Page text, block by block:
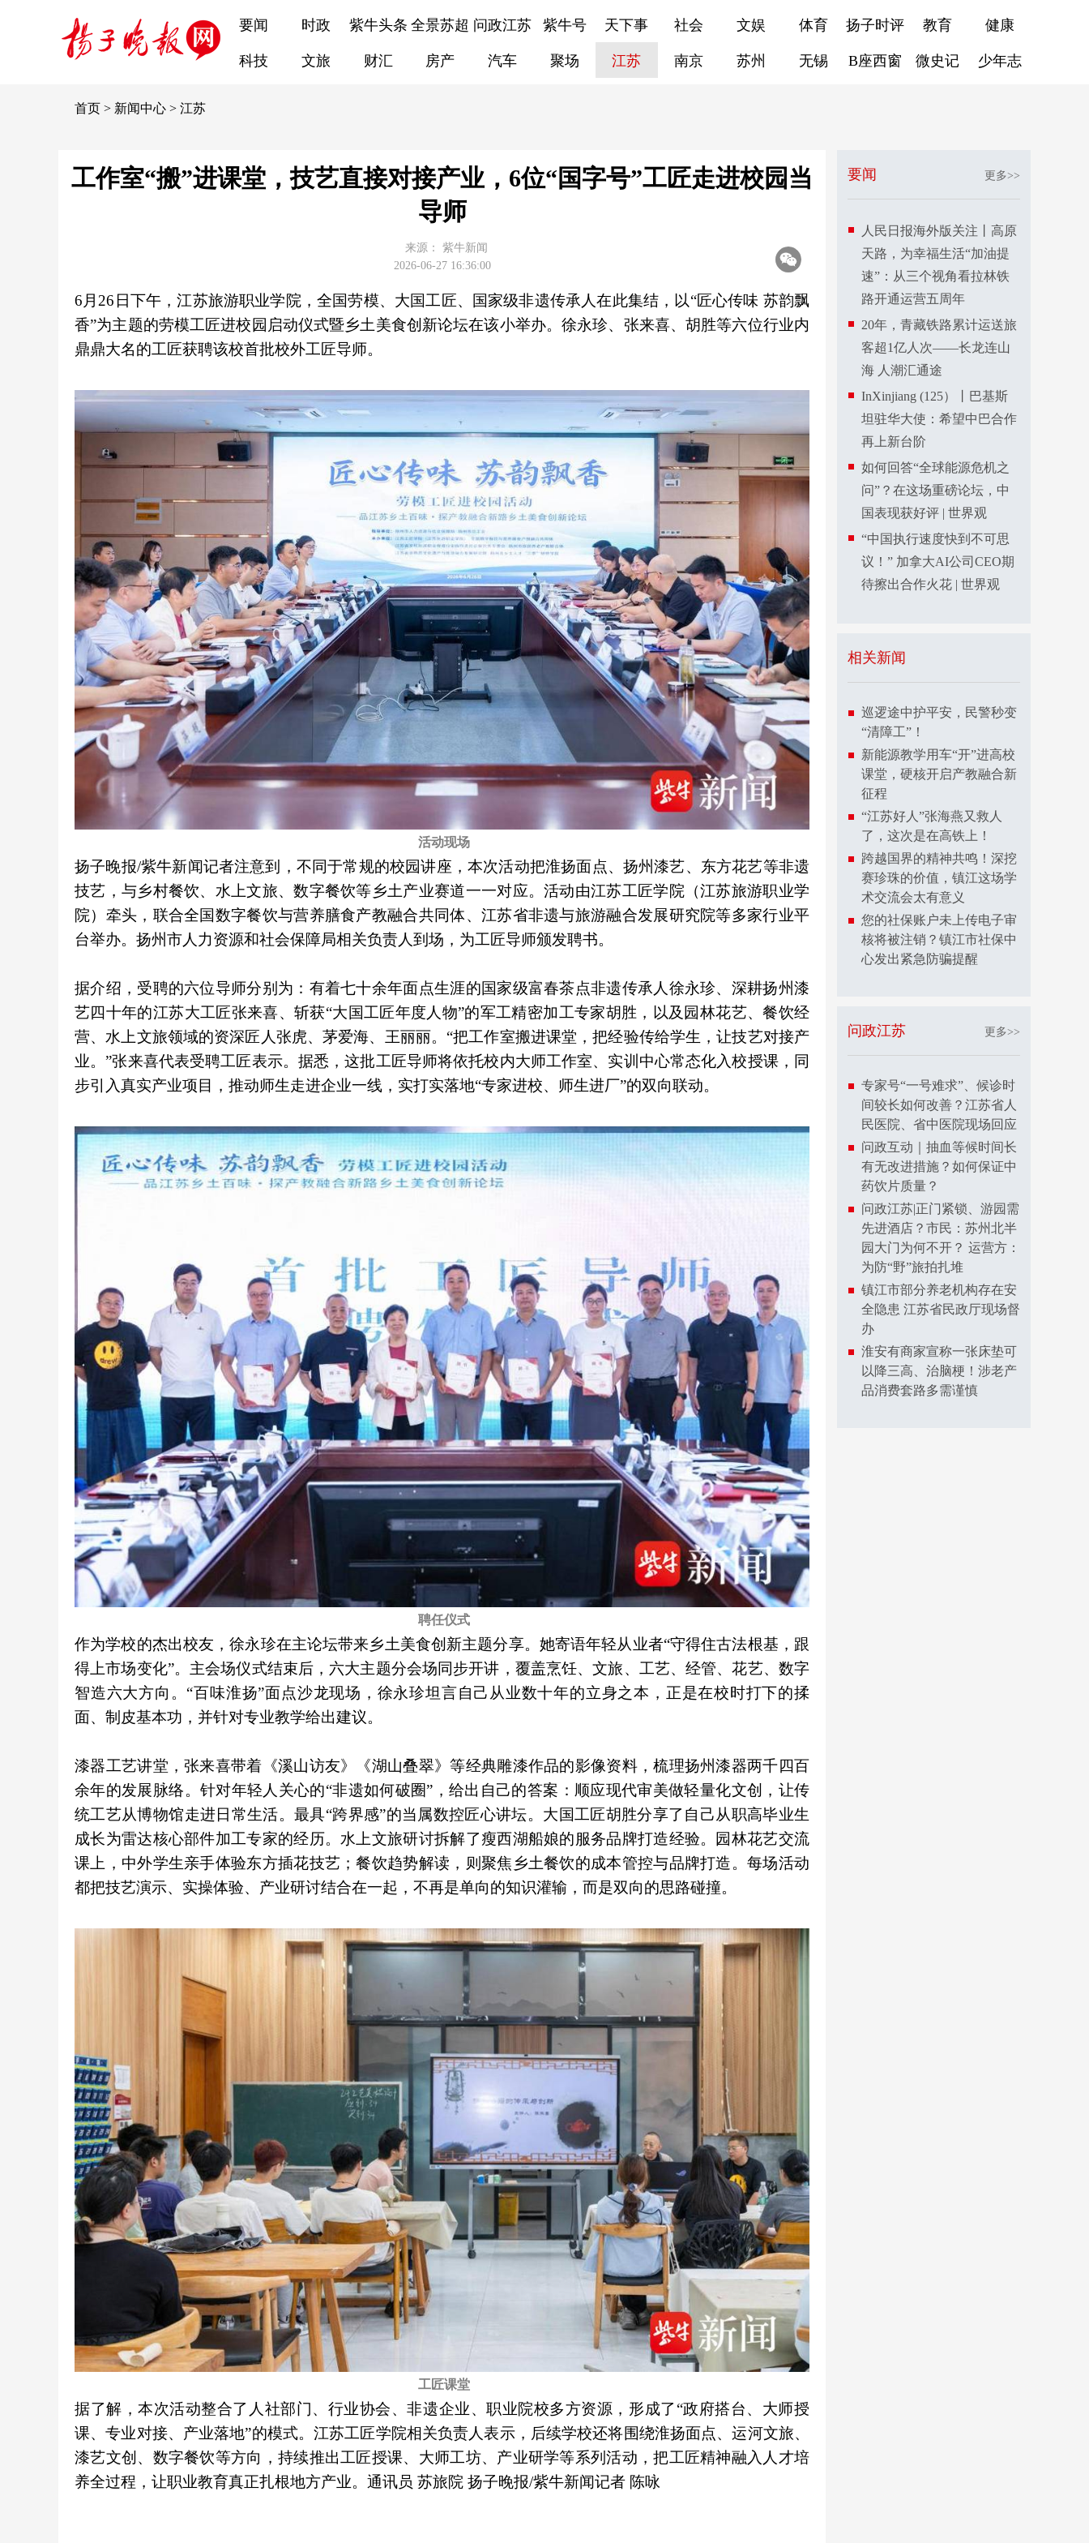
要闻 时政 紫牛头条 全景苏超 问政江苏 紫牛号 天下事 社会 文娱 体育 扬子时评 教育 健康
科技 文旅 财汇 房产 汽车 聚场 江苏 南京 苏州 无锡 B座西窗 微史记 少年志
首页 > 新闻中心 > 江苏
工作室“搬”进课堂，技艺直接对接产业，6位“国字号”工匠走进校园当
导师
来源：
紫牛新闻
2026-06-27 16:36:00
6月26日下午，江苏旅游职业学院，全国劳模、大国工匠、国家级非遗传承人在此集结，以“匠心传味 苏韵飘
香”为主题的劳模工匠进校园启动仪式暨乡土美食创新论坛在该小举办。徐永珍、张来喜、胡胜等六位行业内
鼎鼎大名的工匠获聘该校首批校外工匠导师。
活动现场
扬子晚报/紫牛新闻记者注意到，不同于常规的校园讲座，本次活动把淮扬面点、扬州漆艺、东方花艺等非遗
技艺，与乡村餐饮、水上文旅、数字餐饮等乡土产业赛道一一对应。活动由江苏工匠学院（江苏旅游职业学
院）牵头，联合全国数字餐饮与营养膳食产教融合共同体、江苏省非遗与旅游融合发展研究院等多家行业平
台举办。扬州市人力资源和社会保障局相关负责人到场，为工匠导师颁发聘书。
据介绍，受聘的六位导师分别为：有着七十余年面点生涯的国家级富春茶点非遗传承人徐永珍、深耕扬州漆
艺四十年的江苏大工匠张来喜、斩获“大国工匠年度人物”的军工精密加工专家胡胜，以及园林花艺、餐饮经
营、水上文旅领域的资深匠人张虎、茅爱海、王丽丽。“把工作室搬进课堂，把经验传给学生，让技艺对接产
业。”张来喜代表受聘工匠表示。据悉，这批工匠导师将依托校内大师工作室、实训中心常态化入校授课，同
步引入真实产业项目，推动师生走进企业一线，实打实落地“专家进校、师生进厂”的双向联动。
聘任仪式
作为学校的杰出校友，徐永珍在主论坛带来乡土美食创新主题分享。她寄语年轻从业者“守得住古法根基，跟
得上市场变化”。主会场仪式结束后，六大主题分会场同步开讲，覆盖烹饪、文旅、工艺、经管、花艺、数字
智造六大方向。“百味淮扬”面点沙龙现场，徐永珍坦言自己从业数十年的立身之本，正是在校时打下的揉
面、制皮基本功，并针对专业教学给出建议。
漆器工艺讲堂，张来喜带着《溪山访友》《湖山叠翠》等经典雕漆作品的影像资料，梳理扬州漆器两千四百
余年的发展脉络。针对年轻人关心的“非遗如何破圈”，给出自己的答案：顺应现代审美做轻量化文创，让传
统工艺从博物馆走进日常生活。最具“跨界感”的当属数控匠心讲坛。大国工匠胡胜分享了自己从职高毕业生
成长为雷达核心部件加工专家的经历。水上文旅研讨拆解了瘦西湖船娘的服务品牌打造经验。园林花艺交流
课上，中外学生亲手体验东方插花技艺；餐饮趋势解读，则聚焦乡土餐饮的成本管控与品牌打造。每场活动
都把技艺演示、实操体验、产业研讨结合在一起，不再是单向的知识灌输，而是双向的思路碰撞。
工匠课堂
据了解，本次活动整合了人社部门、行业协会、非遗企业、职业院校多方资源，形成了“政府搭台、大师授
课、专业对接、产业落地”的模式。江苏工匠学院相关负责人表示，后续学校还将围绕淮扬面点、运河文旅、
漆艺文创、数字餐饮等方向，持续推出工匠授课、大师工坊、产业研学等系列活动，把工匠精神融入人才培
养全过程，让职业教育真正扎根地方产业。通讯员 苏旅院 扬子晚报/紫牛新闻记者 陈咏
要闻 更多>>
人民日报海外版关注丨高原
天路，为幸福生活“加油提
速”：从三个视角看拉林铁
路开通运营五周年
20年，青藏铁路累计运送旅
客超1亿人次——长龙连山
海 人潮汇通途
InXinjiang (125）丨巴基斯
坦驻华大使：希望中巴合作
再上新台阶
如何回答“全球能源危机之
问”？在这场重磅论坛，中
国表现获好评 | 世界观
“中国执行速度快到不可思
议！” 加拿大AI公司CEO期
待擦出合作火花 | 世界观
相关新闻
巡逻途中护平安，民警秒变
“清障工”！
新能源教学用车“开”进高校
课堂，硬核开启产教融合新
征程
“江苏好人”张海燕又救人
了，这次是在高铁上！
跨越国界的精神共鸣！深挖
赛珍珠的价值，镇江这场学
术交流会太有意义
您的社保账户未上传电子审
核将被注销？镇江市社保中
心发出紧急防骗提醒
问政江苏 更多>>
专家号“一号难求”、候诊时
间较长如何改善？江苏省人
民医院、省中医院现场回应
问政互动｜抽血等候时间长
有无改进措施？如何保证中
药饮片质量？
问政江苏|正门紧锁、游园需
先进酒店？市民：苏州北半
园大门为何不开？ 运营方：
为防“野”旅拍扎堆
镇江市部分养老机构存在安
全隐患 江苏省民政厅现场督
办
淮安有商家宣称一张床垫可
以降三高、治脑梗！涉老产
品消费套路多需谨慎